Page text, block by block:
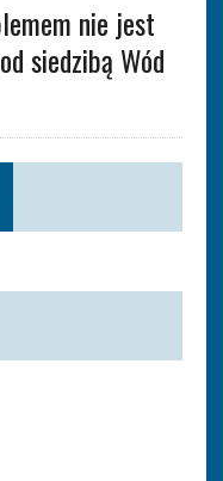
nie jest
siedzibą Wód